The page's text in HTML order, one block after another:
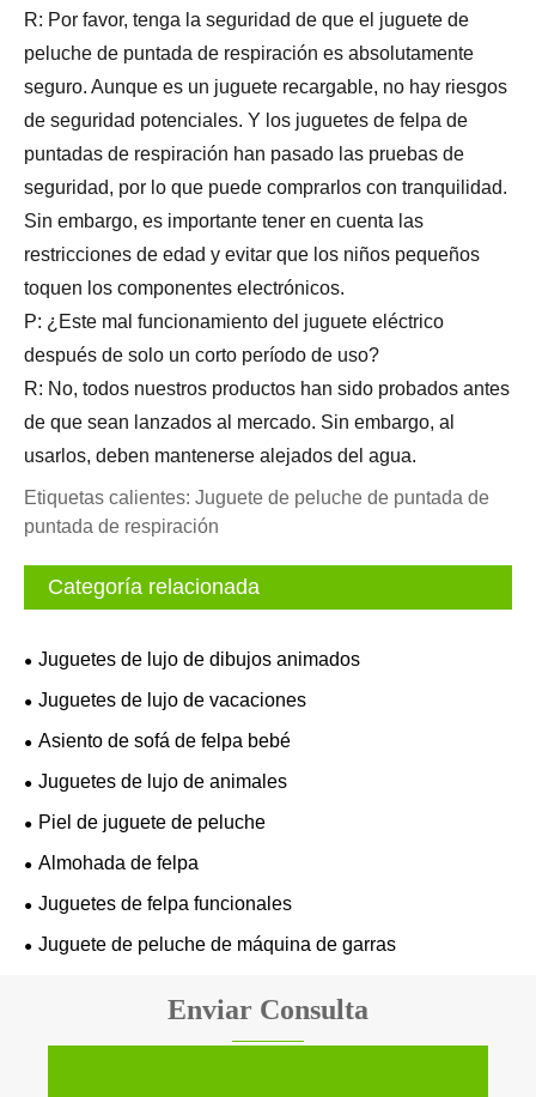
R: Por favor, tenga la seguridad de que el juguete de
peluche de puntada de respiración es absolutamente
seguro. Aunque es un juguete recargable, no hay riesgos
de seguridad potenciales. Y los juguetes de felpa de
puntadas de respiración han pasado las pruebas de
seguridad, por lo que puede comprarlos con tranquilidad.
Sin embargo, es importante tener en cuenta las
restricciones de edad y evitar que los niños pequeños
toquen los componentes electrónicos.
P: ¿Este mal funcionamiento del juguete eléctrico
después de solo un corto período de uso?
R: No, todos nuestros productos han sido probados antes
de que sean lanzados al mercado. Sin embargo, al
usarlos, deben mantenerse alejados del agua.
Etiquetas calientes: Juguete de peluche de puntada de
puntada de respiración
Categoría relacionada
Juguetes de lujo de dibujos animados
Juguetes de lujo de vacaciones
Asiento de sofá de felpa bebé
Juguetes de lujo de animales
Piel de juguete de peluche
Almohada de felpa
Juguetes de felpa funcionales
Juguete de peluche de máquina de garras
Enviar Consulta